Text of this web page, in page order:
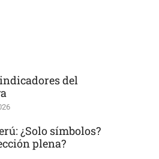
del
¿Solo símbolos?
plena?